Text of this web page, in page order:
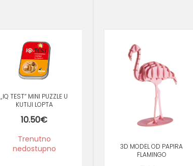
„IQ TEST“ MINI PUZZLE U
KUTIJI LOPTA
10.50€
Trenutno
nedostupno
IQ MOZGALICA “DVA
SRCA”
9.90€
3D MODEL OD PAPIRA
FLAMINGO